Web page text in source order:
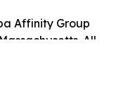
Affinity Group
All